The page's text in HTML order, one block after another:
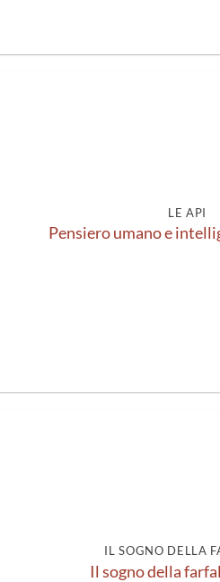
LE API
Pensiero umano e
IL SOGNO DELLA
Il sogno della